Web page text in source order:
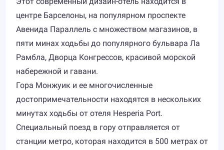
центре Барселоны, на популярном проспекте
Авенида Параллель с множеством магазинов, в
пяти минах ходьбы до популярного бульвара Ла
Рамбла, Дворца Конгрессов, красивой морской
набережной и гавани.
Гора Монжуик и ее многочисленные
достопримечательности находятся в нескольких
минутах ходьбы от отеля Hesperia Port.
Специальный поезд в гору отправляется от
станции метро, которая находится в 500 метрах от